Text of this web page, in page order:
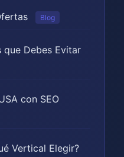
Blog
que Debes Evitar
con SEO
Vertical Elegir?